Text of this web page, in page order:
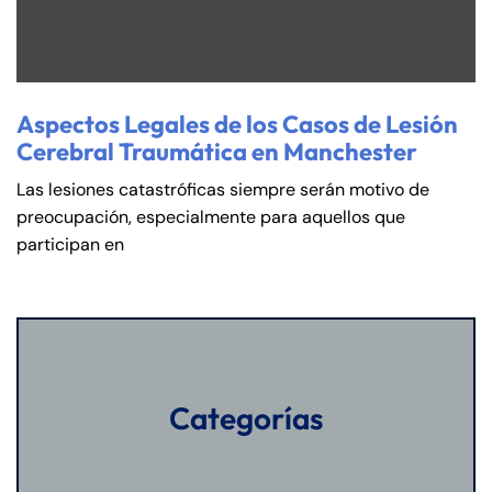
Aspectos Legales de los Casos de Lesión
Cerebral Traumática en Manchester
Las lesiones catastróficas siempre serán motivo de
preocupación, especialmente para aquellos que
participan en
Categorías